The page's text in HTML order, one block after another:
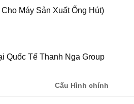
Máy Sản Xuất Ống Hút)
Quốc Tế Thanh Nga Group
Cấu Hình chính